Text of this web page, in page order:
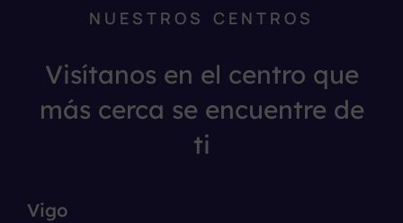
NUESTROS CENTROS
Visítanos en el centro que
más cerca se encuentre de
ti
Vigo